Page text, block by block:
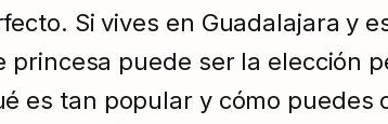
Si vives en Guadalajara y
puede ser la elección
es tan popular y cómo